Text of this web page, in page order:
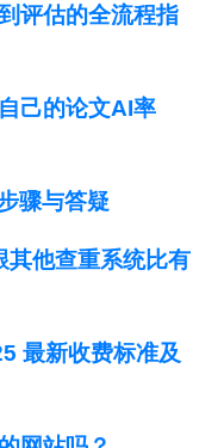
评估的全流程指
己的论文AI率
骤与答疑
其他查重系统比有
最新收费标准及